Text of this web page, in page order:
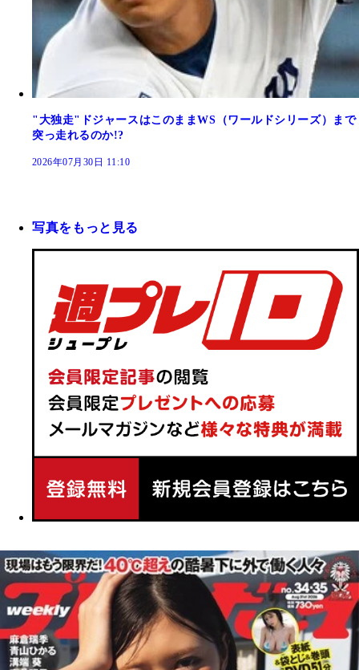
"大独走"ドジャースはこのままWS（ワールドシリーズ）まで
突っ走れるのか!?
2026年07月30日 11:10
写真をもっと見る